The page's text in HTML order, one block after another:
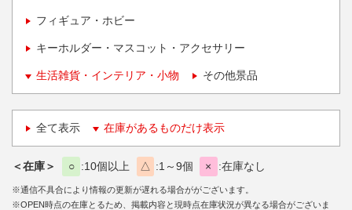
フィギュア・ホビー
キーホルダー・マスコット・アクセサリー
生活雑貨・インテリア・小物 その他景品
全て表示 在庫があるものだけ表示
＜在庫＞ ○ 10個以上 △ 1～9個 × 在庫なし
※通信不具合により情報の更新が遅れる場合ががございます。
※OPEN時点の在庫とるため、掲載内容と現時点在庫状況が異なる場合がございま